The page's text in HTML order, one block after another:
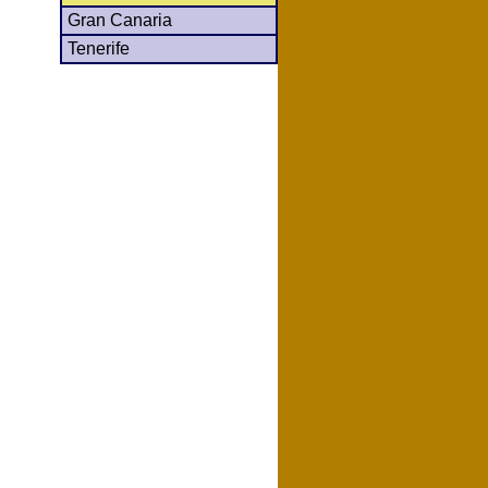
Gran Canaria
Tenerife